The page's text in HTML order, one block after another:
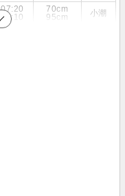
07:20
19:10
70cm
95cm
小潮